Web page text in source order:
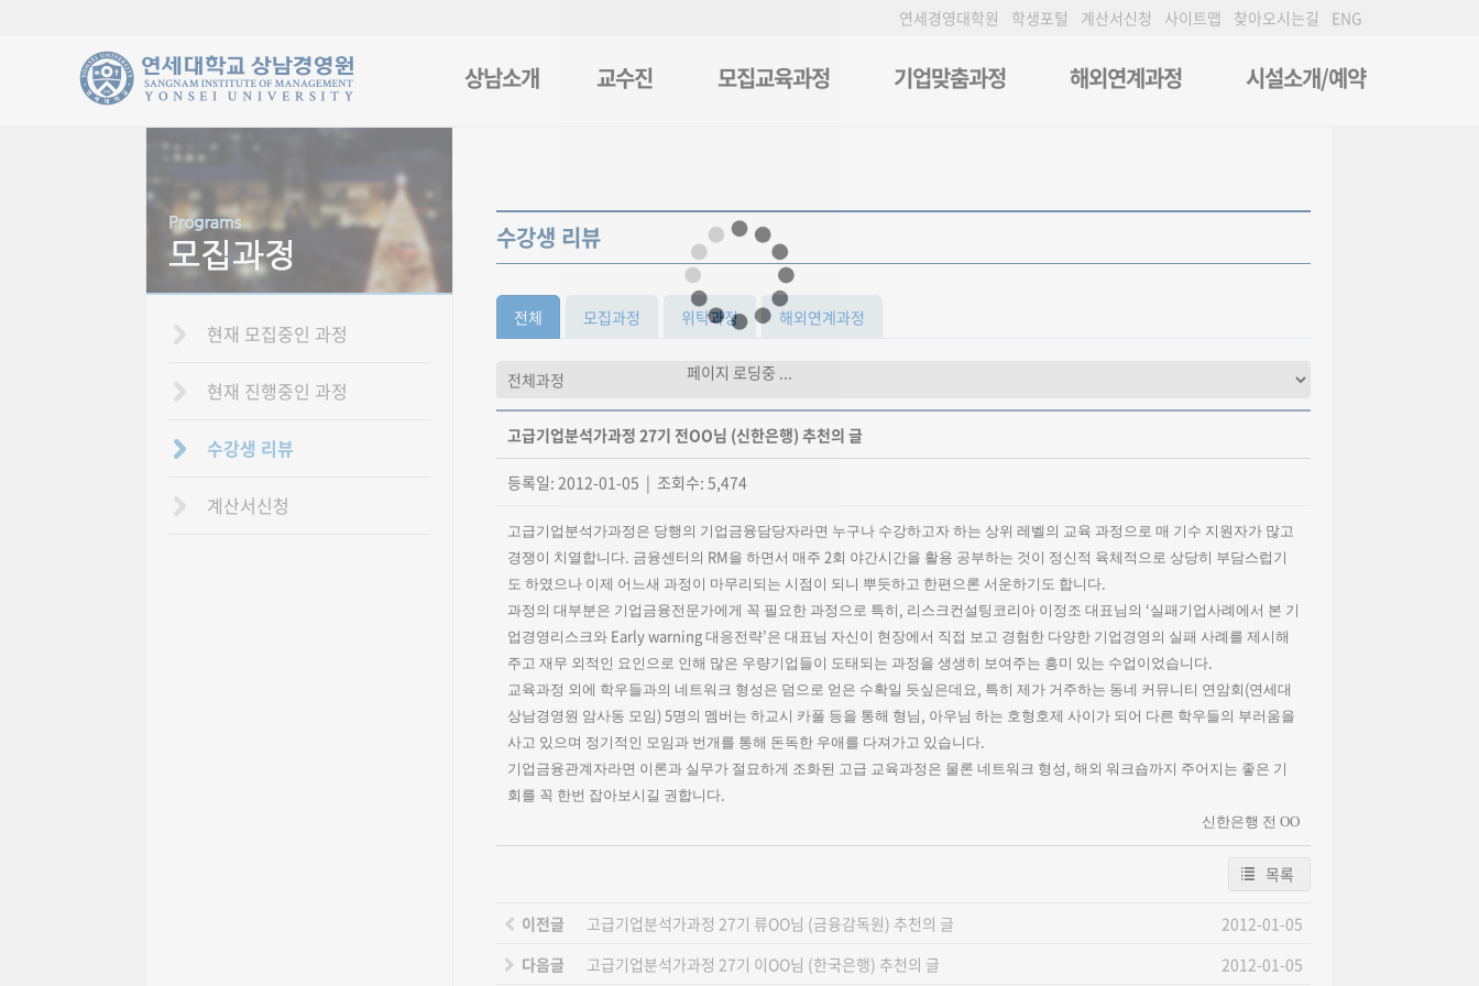
연세경영대학원 학생포털 계산서신청 사이트맵 찾아오시는길 ENG
상남소개 교수진 모집교육과정 기업맞춤과정 해외연계과정 시설소개/예약
현재 모집중인 과정
현재 진행중인 과정
수강생 리뷰
계산서신청
수강생 리뷰
전체 모집과정 위탁과정 해외연계과정
고급기업분석가과정 27기 전OO님 (신한은행) 추천의 글
등록일: 2012-01-05 | 조회수: 5,474
고급기업분석가과정은 당행의 기업금융담당자라면 누구나 수강하고자 하는 상위 레벨의 교육 과정으로 매 기수 지원자가 많고
경쟁이 치열합니다. 금융센터의 RM을 하면서 매주 2회 야간시간을 활용 공부하는 것이 정신적 육체적으로 상당히 부담스럽기
도 하였으나 이제 어느새 과정이 마무리되는 시점이 되니 뿌듯하고 한편으론 서운하기도 합니다.
과정의 대부분은 기업금융전문가에게 꼭 필요한 과정으로 특히 , 리스크컨설팅코리아 이정조 대표님의 ‘실패기업사례에서 본 기
업경영리스크와 Early warning 대응전략’은 대표님 자신이 현장에서 직접 보고 경험한 다양한 기업경영의 실패 사례를 제시해
주고 재무 외적인 요인으로 인해 많은 우량기업들이 도태되는 과정을 생생히 보여주는 흥미 있는 수업이었습니다.
교육과정 외에 학우들과의 네트워크 형성은 덤으로 얻은 수확일 듯싶은데요, 특히 제가 거주하는 동네 커뮤니티 연암회 (연세대
상남경영원 암사동 모임 ) 5명의 멤버는 하교시 카풀 등을 통해 형님 , 아우님 하는 호형호제 사이가 되어 다른 학우들의 부러움을
사고 있으며 정기적인 모임과 번개를 통해 돈독한 우애를 다져가고 있습니다.
기업금융관계자라면 이론과 실무가 절묘하게 조화된 고급 교육과정은 물론 네트워크 형성 , 해외 워크숍까지 주어지는 좋은 기
회를 꼭 한번 잡아보시길 권합니다.
신한은행 전 OO
목록
이전글 고급기업분석가과정 27기 류OO님 (금융감독원) 추천의 글
2012-01-05
다음글
고급기업분석가과정 27기 이OO님 (한국은행) 추천의 글 2012-01-05
페이지 로딩중 ...